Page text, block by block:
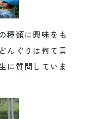
種類に興味をも
んぐりは何て言
に質問していま